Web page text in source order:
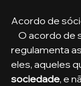
Acordo de
regulamenta
eles, aqueles
sociedade, e